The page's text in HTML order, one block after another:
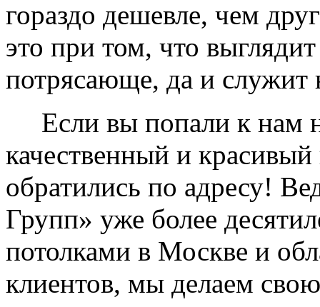
гораздо дешевле, чем
это при том, что
потрясающе, да и служит
Если вы попали к нам
качественный и
обратились по адресу!
Групп» уже более
потолками в Москве и
клиентов, мы делаем